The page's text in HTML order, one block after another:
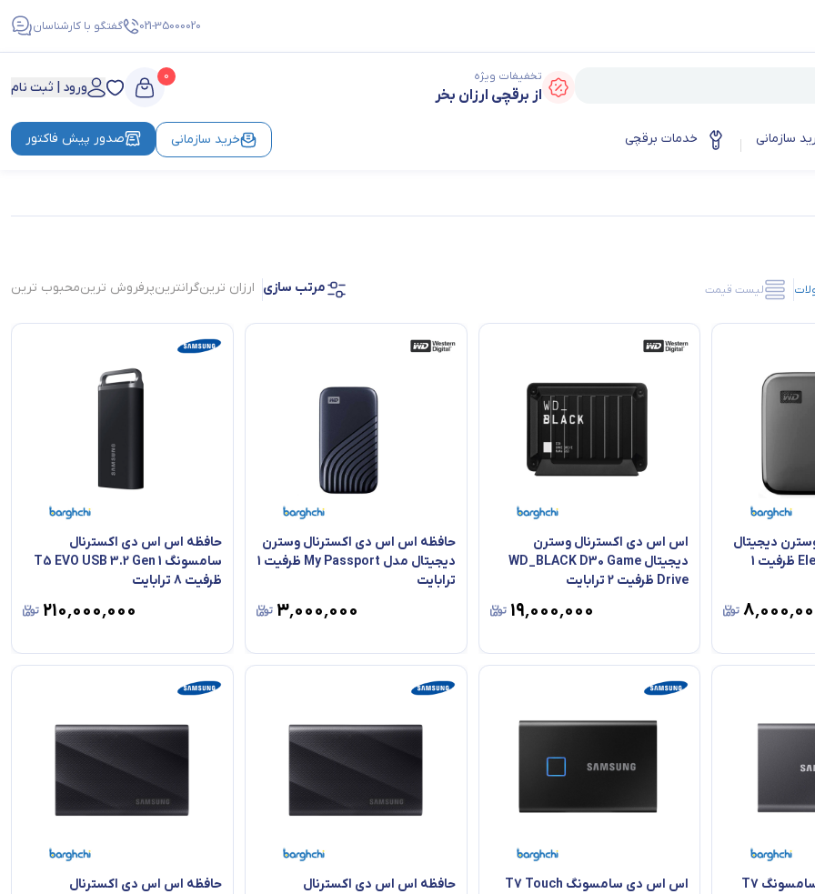
021-35000020 گفتگو با کارشناسان
تخفیفات ویژه
از برقچی ارزان بخر
0
ورود | ثبت نام
سازمانی خدمات برقچی خرید سازمانی صدور پیش فاکتور
لیست قیمت مرتب سازی ارزان ترینگرانترینپرفروش ترینمحبوب ترین
دیجیتال
Elements SE USB 3.0 ظرفیت 1
اس اس دی اکسترنال وسترن
دیجیتال WD_BLACK D30 Game
Drive ظرفیت 2 ترابایت
۱۹٬۰۰۰٬۰۰۰
حافظه اس اس دی اکسترنال وسترن
دیجیتال مدل My Passport ظرفیت 1
ترابایت
۳٬۰۰۰٬۰۰۰
حافظه اس اس دی اکسترنال
سامسونگ T5 EVO USB 3.2 Gen 1
ظرفیت 8 ترابایت
۲۱۰٬۰۰۰٬۰۰۰
حافظه اس اس دی سامسونگ T7
اس اس دی سامسونگ T7 Touch
حافظه اس اس دی اکسترنال
حافظه اس اس دی اکسترنال